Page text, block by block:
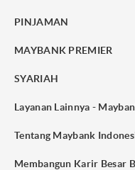
PINJAMAN
MAYBANK PREMIER
SYARIAH
Layanan Lainnya -
Tentang Maybank
Membangun Karir Besar